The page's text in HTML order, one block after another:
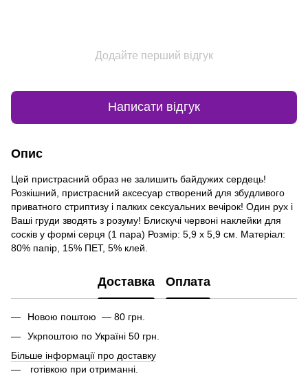
Додайте перший відгук
Написати відгук
Опис
Цей пристрасний образ не залишить байдужих сердець!
Розкішний, пристрасний аксесуар створений для збудливого
приватного стриптизу і палких сексуальних вечірок! Один рух і
Ваші груди зводять з розуму! Блискучі червоні наклейки для
сосків у формі серця (1 пара) Розмір: 5,9 х 5,9 см. Матеріал:
80% папір, 15% ПЕТ, 5% клей.
Доставка Оплата
Новою поштою — 80 грн.
Укрпоштою по Україні 50 грн.
Більше інформації про доставку
готівкою при отриманні.